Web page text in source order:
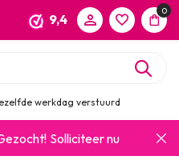
9,4
0
werkdag verstuurd
Solliciteer nu